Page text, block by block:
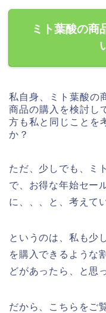
ミト葉酸の商
私自身、ミト葉酸の
商品の購入を検討し
方も私と同じことを
か？
ただ、少しでも、ミ
で、お得な年始セー
に、、、と、考えて
というのは、私も少
を購入できるような
どがあったら、と思
だから、こちらをご